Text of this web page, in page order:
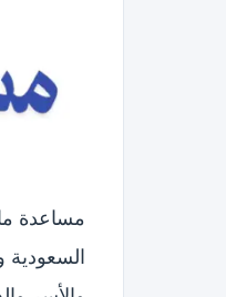
مساعدة
السعودية